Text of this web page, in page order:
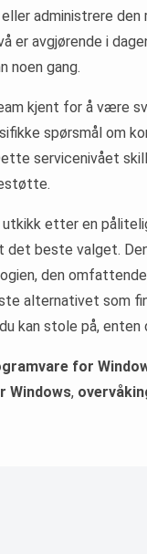
administrere
er avgjørende i
noen gang.
kjent for å være
spørsmål om
servicenivået
utkikk etter en
beste valget.
den
alternativet som
kan stole på,
for
Windows,